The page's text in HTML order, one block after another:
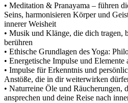
• Meditation & Pranayama – führen
Seins, harmonisieren Körper und
innerer Weisheit
• Musik und Klänge, die dich tragen,
berühren
• Ethische Grundlagen des Yoga:
• Energetische Impulse und Elemente
• Impulse für Erkenntnis und
Anstöße, die in dir weiterwirken
• Naturreine Öle und Räucherungen,
ansprechen und deine Reise nach